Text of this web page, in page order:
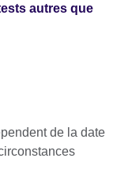
autres que
de la date